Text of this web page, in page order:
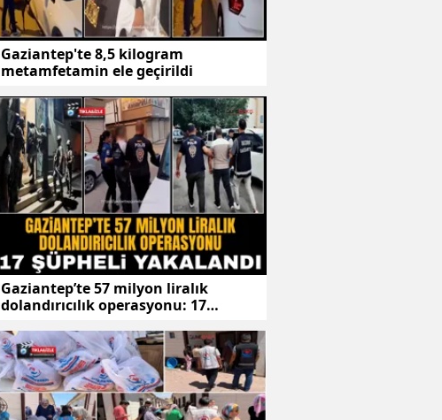
Gaziantep'te 8,5 kilogram
metamfetamin ele geçirildi
Gaziantep’te 57 milyon liralık
dolandırıcılık operasyonu: 17